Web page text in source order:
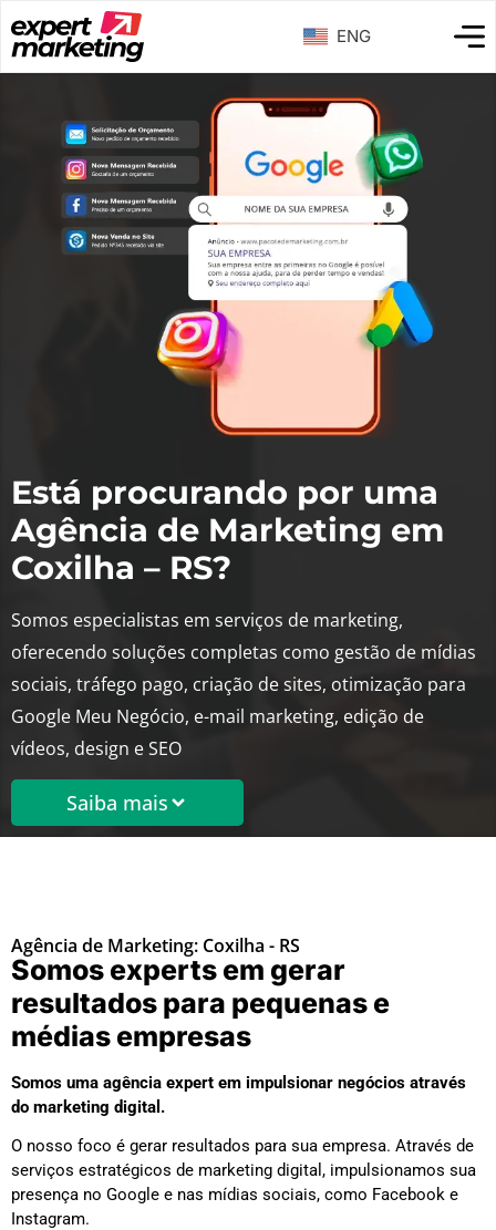
ENG
Está procurando por uma
Agência de Marketing em
Coxilha – RS?
Somos especialistas em serviços de marketing,
oferecendo soluções completas como gestão de mídias
sociais, tráfego pago, criação de sites, otimização para
Google Meu Negócio, e-mail marketing, edição de
vídeos, design e SEO
Saiba mais
Agência de Marketing: Coxilha - RS
Somos experts em gerar
resultados para pequenas e
médias empresas
Somos uma agência expert em impulsionar negócios através
do marketing digital.
O nosso foco é gerar resultados para sua empresa. Através de
serviços estratégicos de marketing digital, impulsionamos sua
presença no Google e nas mídias sociais, como Facebook e
Instagram.